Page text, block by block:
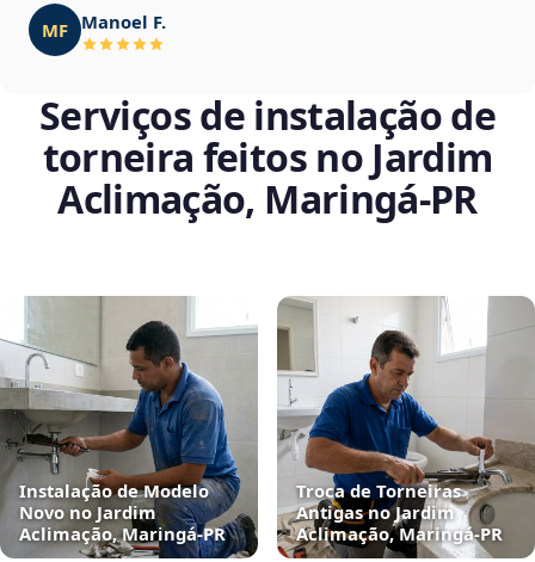
MF Manoel F.
Serviços de instalação de
torneira feitos no Jardim
Aclimação, Maringá‑PR
Instalação de Modelo
Novo no Jardim
Aclimação, Maringá‑PR
Troca de Torneiras
Antigas no Jardim
Aclimação, Maringá‑PR